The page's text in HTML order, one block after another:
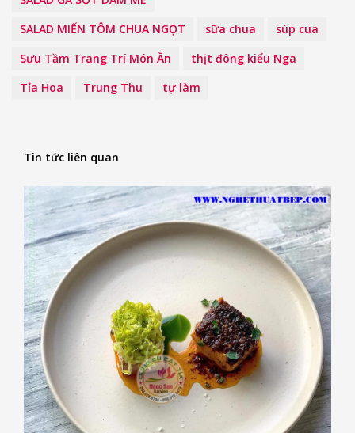
SALAD MIẾN TÔM CHUA NGỌT
sữa chua
súp cua
Sưu Tầm Trang Trí Món Ăn
thịt đông kiểu Nga
Tỉa Hoa
Trung Thu tự làm
Tin tức liên quan